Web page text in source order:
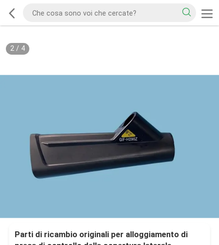
2/ 4
Parti di ricambio originali per alloggiamento di